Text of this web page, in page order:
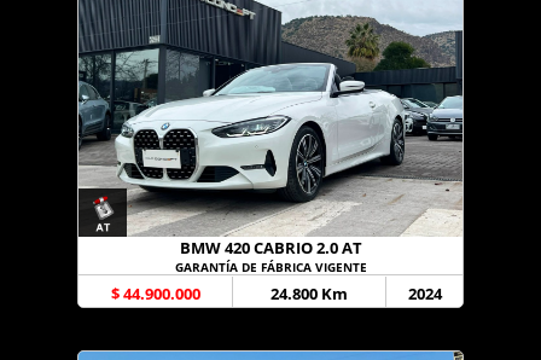
BMW 420 CABRIO 2.0 AT
GARANTÍA DE FÁBRICA VIGENTE
$ 44.900.000 24.800 Km 2024